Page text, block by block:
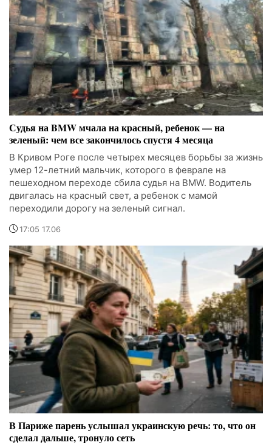
Судья на BMW мчала на красный, ребенок — на
зеленый: чем все закончилось спустя 4 месяца
В Кривом Роге после четырех месяцев борьбы за жизнь
умер 12-летний мальчик, которого в феврале на
пешеходном переходе сбила судья на BMW. Водитель
двигалась на красный свет, а ребенок с мамой
переходили дорогу на зеленый сигнал.
17:05 17.06
В Париже парень услышал украинскую речь: то, что он
сделал дальше, тронуло сеть